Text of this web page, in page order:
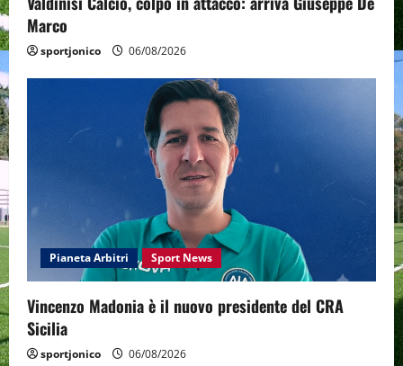
Marco
sportjonico 06/08/2026
Pianeta Arbitri Sport News
Vincenzo Madonia è il nuovo presidente del CRA
Sicilia
sportjonico 06/08/2026